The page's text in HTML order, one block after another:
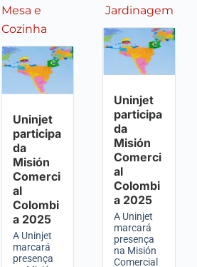
Mesa e
Cozinha
Uninjet
participa
da
Misión
Comerci
al
Colombi
a 2025
A Uninjet
marcará
presença
Jardinagem
Uninjet
participa
da
Misión
Comerci
al
Colombi
a 2025
A Uninjet
marcará
presença
na Misión
Comercial